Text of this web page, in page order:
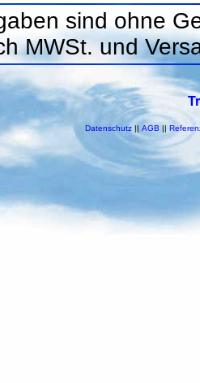
sind ohne
MWSt. und
Datenschutz|| AGB ||